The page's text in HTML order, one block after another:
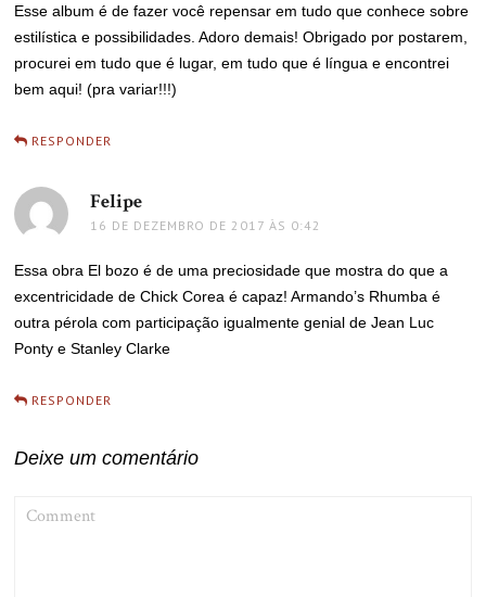
Esse album é de fazer você repensar em tudo que conhece sobre
estilística e possibilidades. Adoro demais! Obrigado por postarem,
procurei em tudo que é lugar, em tudo que é língua e encontrei
bem aqui! (pra variar!!!)
RESPONDER
Felipe
16 DE DEZEMBRO DE 2017 ÀS 0:42
Essa obra El bozo é de uma preciosidade que mostra do que a
excentricidade de Chick Corea é capaz! Armando’s Rhumba é
outra pérola com participação igualmente genial de Jean Luc
Ponty e Stanley Clarke
RESPONDER
Deixe um comentário